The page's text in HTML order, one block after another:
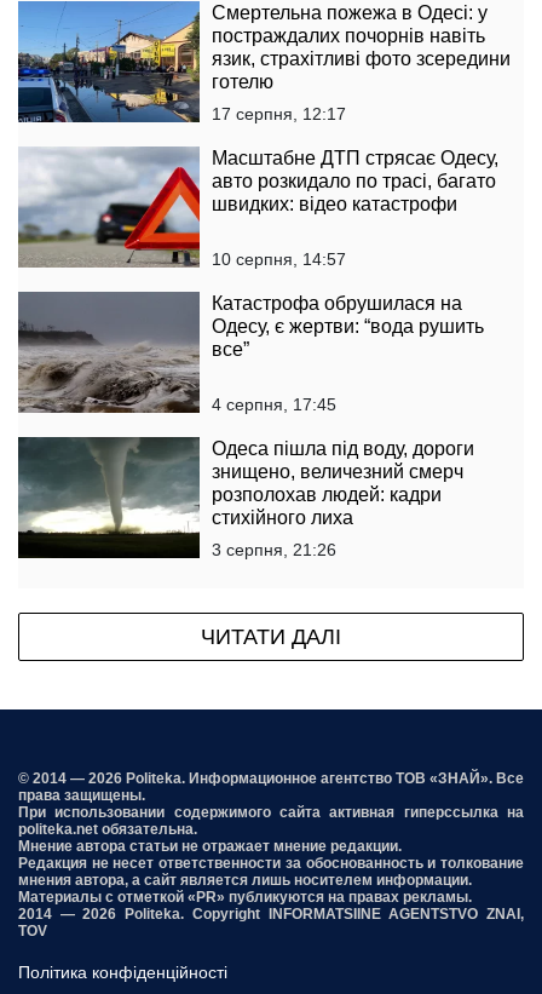
Смертельна пожежа в Одесі: у
постраждалих почорнів навіть
язик, страхітливі фото зсередини
готелю
17 серпня, 12:17
Масштабне ДТП стрясає Одесу,
авто розкидало по трасі, багато
швидких: відео катастрофи
10 серпня, 14:57
Катастрофа обрушилася на
Одесу, є жертви: “вода рушить
все”
4 серпня, 17:45
Одеса пішла під воду, дороги
знищено, величезний смерч
розполохав людей: кадри
стихійного лиха
3 серпня, 21:26
ЧИТАТИ ДАЛІ
© 2014 — 2026 Politeka. Информационное агентство ТОВ «ЗНАЙ». Все
права защищены.
При использовании содержимого сайта активная гиперссылка на
politeka.net обязательна.
Мнение автора статьи не отражает мнение редакции.
Редакция не несет ответственности за обоснованность и толкование
мнения автора, а сайт является лишь носителем информации.
Материалы с отметкой «PR» публикуются на правах рекламы.
2014 — 2026 Politeka. Copyright INFORMATSIINE AGENTSTVO ZNAI,
TOV
Політика конфіденційності